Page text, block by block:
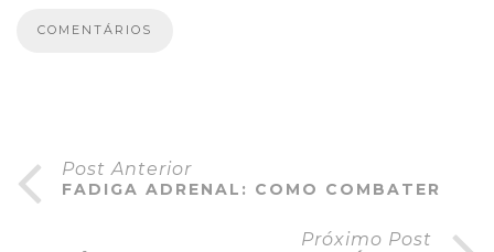
Post Anterior
FADIGA ADRENAL: COMO COMBATER
Próximo Post